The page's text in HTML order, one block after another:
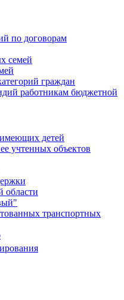
по договорам
семей
граждан
работникам бюджетной
имеющих детей
учтенных объектов
области
транспортных